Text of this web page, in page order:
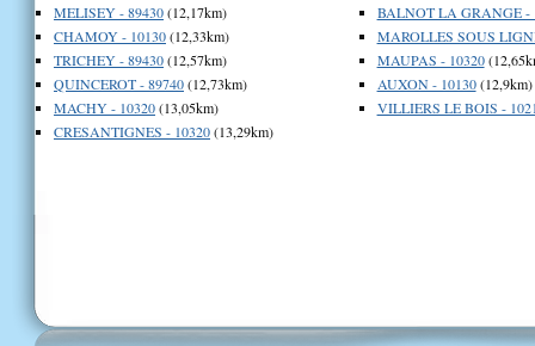
MELISEY - 89430(12,17km)
CHAMOY - 10130(12,33km)
TRICHEY - 89430(12,57km)
QUINCEROT - 89740(12,73km)
MACHY - 10320(13,05km)
CRESANTIGNES - 10320(13,29km)
BALNOT LA GRANGE -
MAROLLES SOUS
MAUPAS - 10320
AUXON - 10130(12,9km)
VILLIERS LE BOIS -